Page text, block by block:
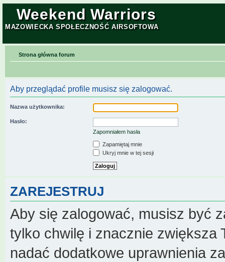
Weekend Warriors
MAZOWIECKA SPOŁECZNOŚĆ AIRSOFTOWA
Strona główna forum
Aby przeglądać profile musisz się zalogować.
Nazwa użytkownika:
Hasło:
Zapomniałem hasła
Zapamiętaj mnie
Ukryj mnie w tej sesji
ZAREJESTRUJ
Aby się zalogować, musisz być
tylko chwilę i znacznie zwiększa
nadać dodatkowe uprawnienia